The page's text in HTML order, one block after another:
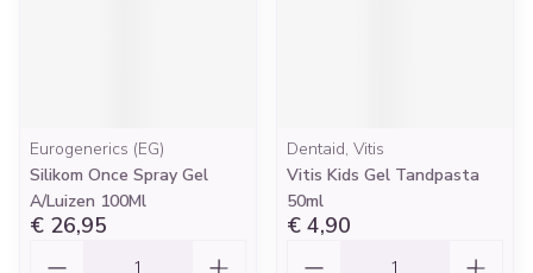
Eurogenerics (EG)
Silikom Once Spray Gel
A/Luizen 100Ml
€ 26,95
Dentaid, Vitis
Vitis Kids Gel Tandpasta
50ml
€ 4,90